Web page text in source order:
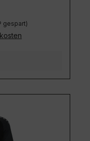
gespart)